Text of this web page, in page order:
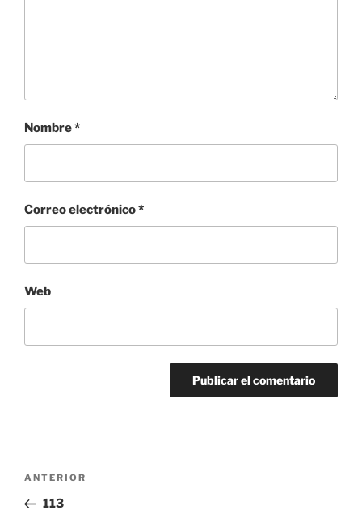
Nombre*
Correo electrónico*
Web
Navegación
entradas
Entrada
anterior:
ANTERIOR
113